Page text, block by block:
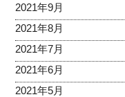
2021年9月
2021年8月
2021年7月
2021年6月
2021年5月